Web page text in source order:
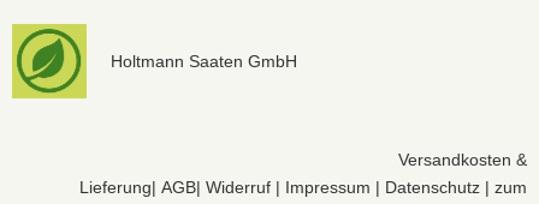
Holtmann Saaten GmbH
Versandkosten &
Lieferung| AGB| Widerruf | Impressum | Datenschutz | zum